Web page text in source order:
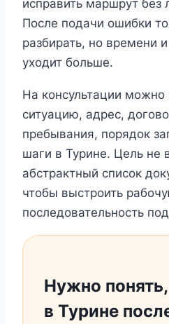
исправить маршрут без
После подачи ошибки
разбирать, но времени
уходит больше.
На консультации можно
ситуацию, адрес,
пребывания, порядок
шаги в Турине. Цель не
абстрактный список
чтобы выстроить
последовательность
Нужно
в Турине